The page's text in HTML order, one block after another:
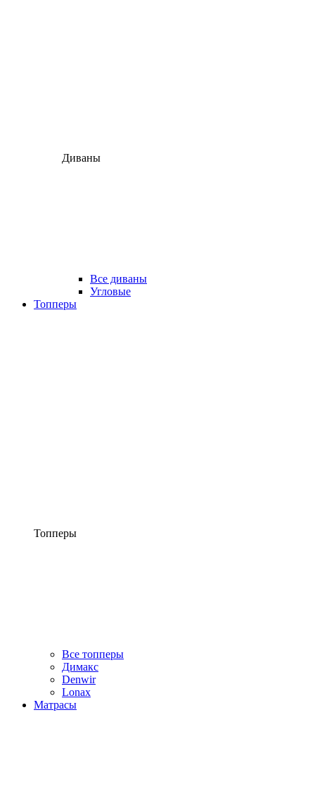
Диваны
Все диваны
Угловые
Топперы
Топперы
Все топперы
Димакс
Denwir
Lonax
Матрасы